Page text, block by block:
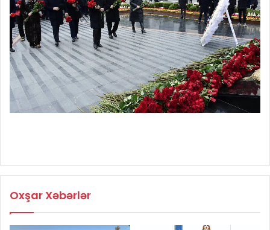
Oxşar Xəbərlər